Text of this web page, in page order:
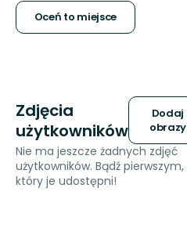
gwiazdek
Oceń to miejsce
Zdjęcia
użytkowników
Dodaj
obrazy
Nie ma jeszcze żadnych zdjęć
użytkowników. Bądź pierwszym,
który je udostępni!